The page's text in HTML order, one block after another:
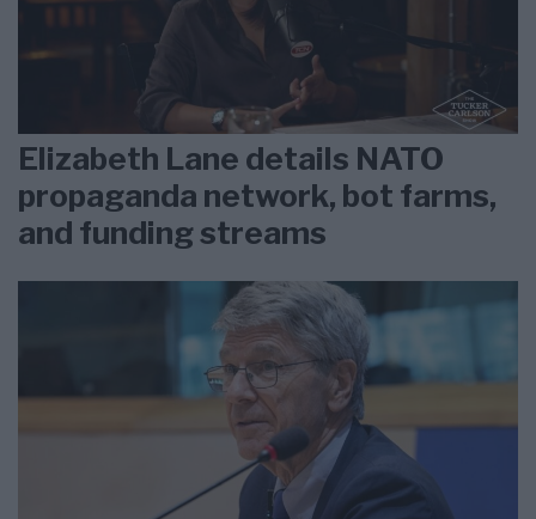
Elizabeth Lane details NATO
propaganda network, bot farms,
and funding streams